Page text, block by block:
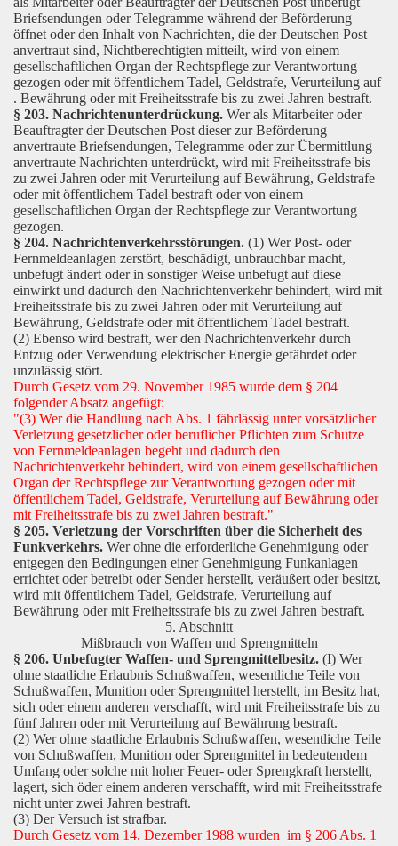
Briefsendungen oder Telegramme während der Beförderung
öffnet oder den Inhalt von Nachrichten, die der Deutschen Post
anvertraut sind, Nichtberechtigten mitteilt, wird von einem
gesellschaftlichen Organ der Rechtspflege zur Verantwortung
gezogen oder mit öffentlichem Tadel, Geldstrafe, Verurteilung auf
. Bewährung oder mit Freiheitsstrafe bis zu zwei Jahren bestraft.
§ 203. Nachrichtenunterdrückung. Wer als Mitarbeiter oder
Beauftragter der Deutschen Post dieser zur Beförderung
anvertraute Briefsendungen, Telegramme oder zur Übermittlung
anvertraute Nachrichten unterdrückt, wird mit Freiheitsstrafe bis
zu zwei Jahren oder mit Verurteilung auf Bewährung, Geldstrafe
oder mit öffentlichem Tadel bestraft oder von einem
gesellschaftlichen Organ der Rechtspflege zur Verantwortung
gezogen.
§ 204. Nachrichtenverkehrsstörungen. (1) Wer Post- oder
Fernmeldeanlagen zerstört, beschädigt, unbrauchbar macht,
unbefugt ändert oder in sonstiger Weise unbefugt auf diese
einwirkt und dadurch den Nachrichtenverkehr behindert, wird mit
Freiheitsstrafe bis zu zwei Jahren oder mit Verurteilung auf
Bewährung, Geldstrafe oder mit öffentlichem Tadel bestraft.
(2) Ebenso wird bestraft, wer den Nachrichtenverkehr durch
Entzug oder Verwendung elektrischer Energie gefährdet oder
unzulässig stört.
Durch Gesetz vom 29. November 1985 wurde dem § 204
folgender Absatz angefügt:
"(3) Wer die Handlung nach Abs. 1 fährlässig unter vorsätzlicher
Verletzung gesetzlicher oder beruflicher Pflichten zum Schutze
von Fernmeldeanlagen begeht und dadurch den
Nachrichtenverkehr behindert, wird von einem gesellschaftlichen
Organ der Rechtspflege zur Verantwortung gezogen oder mit
öffentlichem Tadel, Geldstrafe, Verurteilung auf Bewährung oder
mit Freiheitsstrafe bis zu zwei Jahren bestraft."
§ 205. Verletzung der Vorschriften über die Sicherheit des
Funkverkehrs. Wer ohne die erforderliche Genehmigung oder
entgegen den Bedingungen einer Genehmigung Funkanlagen
errichtet oder betreibt oder Sender herstellt, veräußert oder besitzt,
wird mit öffentlichem Tadel, Geldstrafe, Verurteilung auf
Bewährung oder mit Freiheitsstrafe bis zu zwei Jahren bestraft.
5. Abschnitt
Mißbrauch von Waffen und Sprengmitteln
§ 206. Unbefugter Waffen- und Sprengmittelbesitz. (I) Wer
ohne staatliche Erlaubnis Schußwaffen, wesentliche Teile von
Schußwaffen, Munition oder Sprengmittel herstellt, im Besitz hat,
sich oder einem anderen verschafft, wird mit Freiheitsstrafe bis zu
fünf Jahren oder mit Verurteilung auf Bewährung bestraft.
(2) Wer ohne staatliche Erlaubnis Schußwaffen, wesentliche Teile
von Schußwaffen, Munition oder Sprengmittel in bedeutendem
Umfang oder solche mit hoher Feuer- oder Sprengkraft herstellt,
lagert, sich öder einem anderen verschafft, wird mit Freiheitsstrafe
nicht unter zwei Jahren bestraft.
(3) Der Versuch ist strafbar.
Durch Gesetz vom 14. Dezember 1988 wurden im § 206 Abs. 1